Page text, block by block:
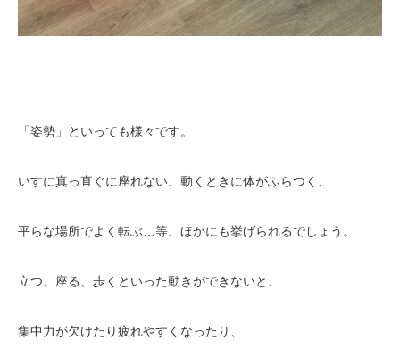
「姿勢」といっても様々です。
いすに真っ直ぐに座れない、動くときに体がふらつく、
平らな場所でよく転ぶ…等、ほかにも挙げられるでしょう。
立つ、座る、歩くといった動きができないと、
集中力が欠けたり疲れやすくなったり、